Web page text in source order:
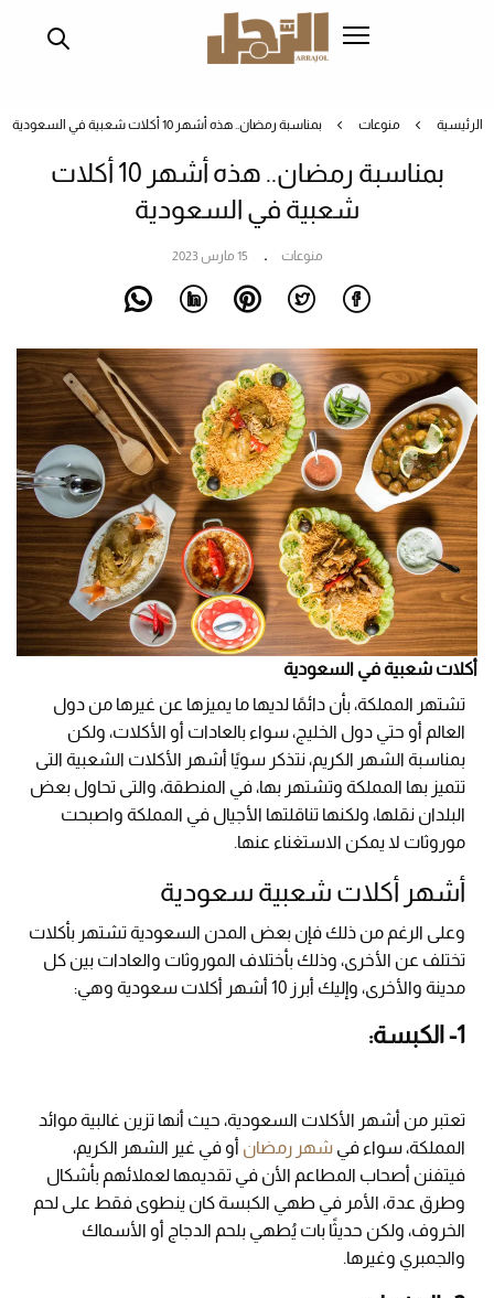
الرئيسية منوعات بمناسبة رمضان.. هذه أشهر 10 أكلات شعبية في السعودية
بمناسبة رمضان.. هذه أشهر 10 أكلات
شعبية في السعودية
منوعات 15 مارس 2023
أكلات شعبية في السعودية
تشتهر المملكة، بأن دائمًا لديها ما يميزها عن غيرها من دول
العالم أو حتي دول الخليج، سواء بالعادات أو الأكلات، ولكن
بمناسبة الشهر الكريم، نتذكر سويًا أشهر الأكلات الشعبية التى
تتميز بها المملكة وتشتهر بها، في المنطقة، والتى تحاول بعض
البلدان نقلها، ولكنها تناقلتها الأجيال في المملكة واصبحت
موروثات لا يمكن الاستغناء عنها.
أشهر أكلات شعبية سعودية
وعلى الرغم من ذلك فإن بعض المدن السعودية تشتهر بأكلات
تختلف عن الأخرى، وذلك بأختلاف الموروثات والعادات بين كل
مدينة والأخرى، وإليك أبرز 10 أشهر أكلات سعودية وهي:
1- الكبسة:
تعتبر من أشهر الأكلات السعودية، حيث أنها تزين غالبية موائد
المملكة، سواء في شهر رمضان أو في غير الشهر الكريم،
فيتفنن أصحاب المطاعم الأن في تقديمها لعملائهم بأشكال
وطرق عدة، الأمر في طهي الكبسة كان ينطوى فقط على لحم
الخروف، ولكن حديثًا بات يُطهي بلحم الدجاج أو الأسماك
والجمبري وغيرها.